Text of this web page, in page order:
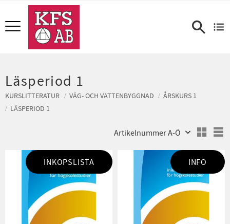
Meny
Läsperiod 1
KURSLITTERATUR VÄG- OCH VATTENBYGGNAD
ÅRSKURS 1
LÄSPERIOD 1
INKÖPSLISTA INFO